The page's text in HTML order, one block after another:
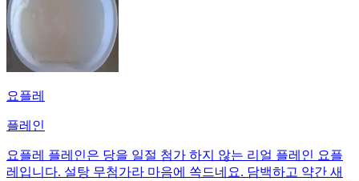
요플레
플레인
요플레 플레인은 당을 일절 첨가 하지 않는 리얼 플레인 요플
레입니다. 설탕 무첨가라 마음에 쏙드네요. 담백하고 약간 새